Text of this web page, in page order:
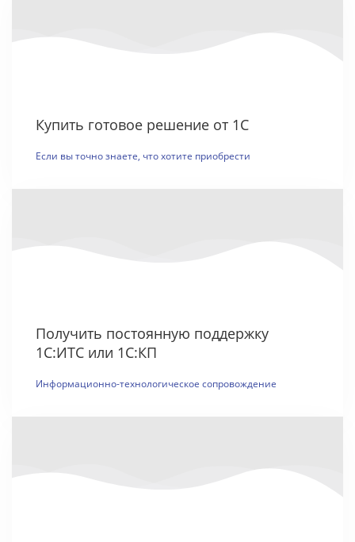
Купить готовое решение от 1С
Если вы точно знаете, что хотите приобрести
Получить постоянную поддержку
1С:ИТС или 1С:КП
Информационно-технологическое сопровождение